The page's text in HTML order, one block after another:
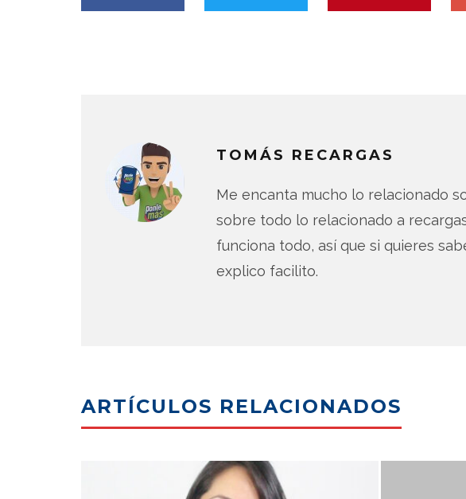
TOMÁS RECARGAS
Me encanta mucho lo relacionado
sobre todo lo relacionado a
funciona todo, así que si quieres
explico facilito.
ARTÍCULOS RELACIONADOS